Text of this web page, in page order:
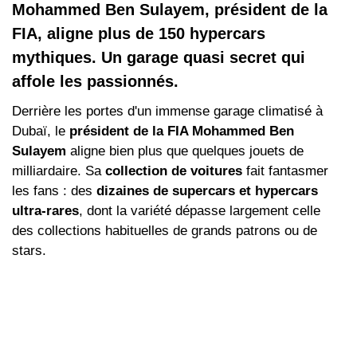
Mohammed Ben Sulayem, président de la
FIA, aligne plus de 150 hypercars
mythiques. Un garage quasi secret qui
affole les passionnés.
Derrière les portes d'un immense garage climatisé à
Dubaï, le président de la FIA Mohammed Ben
Sulayem aligne bien plus que quelques jouets de
milliardaire. Sa collection de voitures fait fantasmer
les fans : des dizaines de supercars et hypercars
ultra-rares, dont la variété dépasse largement celle
des collections habituelles de grands patrons ou de
stars.